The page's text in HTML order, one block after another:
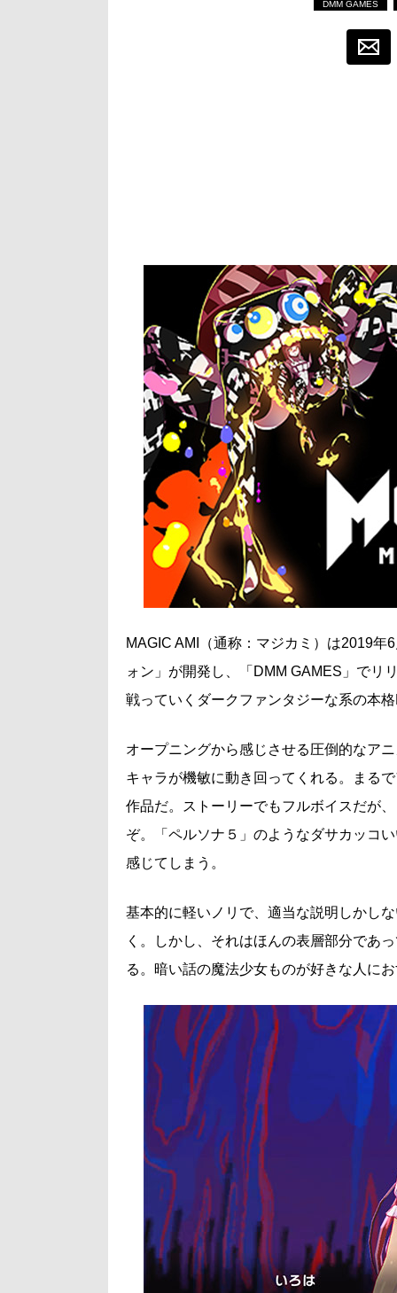
DMM GAMES
MAGIC AMI（通称：マジカミ）は2019
ォン」が開発し、「DMM GAMES」でリ
戦っていくダークファンタジーな系の本
オープニングから感じさせる圧倒的なア
キャラが機敏に動き回ってくれる。まる
作品だ。ストーリーでもフルボイスだが
ぞ。「ペルソナ５」のようなダサカッコ
感じてしまう。
基本的に軽いノリで、適当な説明しかし
く。しかし、それはほんの表層部分であ
る。暗い話の魔法少女ものが好きな人に